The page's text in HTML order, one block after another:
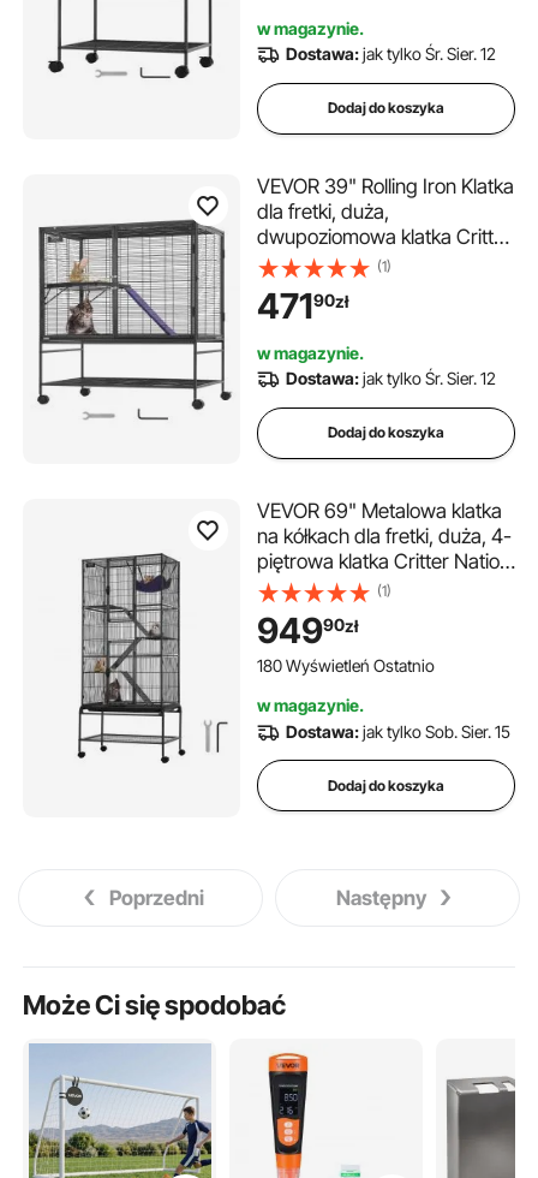
szynszyli, wiewiórek, jeży,
królików
w magazynie.
Dostawa:jak tylko Śr. Sier. 12
Dodaj do koszyka
VEVOR 39" Rolling Iron Klatka
dla fretki, duża,
dwupoziomowa klatka Critter
Nation, klatka dla małych
zwierząt z rampami i tacką,
łatwa w montażu dla
chomików, świnek morskich,
szynszyli
(1)
47190zł
w magazynie.
Dostawa:jak tylko Śr. Sier. 12
Dodaj do koszyka
VEVOR 69" Metalowa klatka
na kółkach dla fretki, duża, 4-
piętrowa klatka Critter Nation,
klatka dla małych zwierząt z
rampami i tacką, łatwa w
montażu dla szczurów
domowych, chomików,
wiewiórek, jeży i królików
(1)
94990zł
180 Wyświetleń Ostatnio
w magazynie.
Dostawa:jak tylko Sob. Sier. 15
Dodaj do koszyka
Poprzedni Następny
Może Ci się spodobać